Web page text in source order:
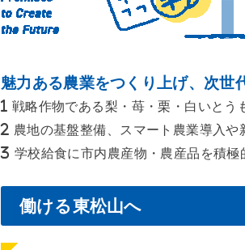
魅力ある農業をつくり上げ、次世
戦略作物である梨・苺・栗・白いとう
農地の基盤整備、スマート農業導入や
学校給食に市内農産物・農産品を積極
働ける東松山へ